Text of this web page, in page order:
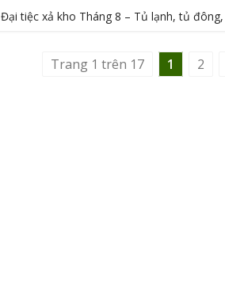
Đại tiệc xả kho Tháng 8 – Tủ lạnh, tủ
Trang 1 trên 17 1 2